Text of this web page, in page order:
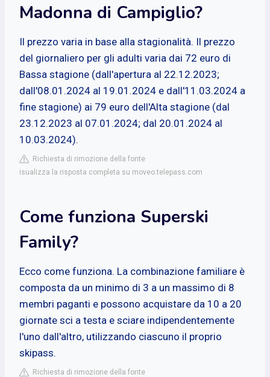
Madonna di Campiglio?
Il prezzo varia in base alla stagionalità. Il prezzo
del giornaliero per gli adulti varia dai 72 euro di
Bassa stagione (dall'apertura al 22.12.2023;
dall'08.01.2024 al 19.01.2024 e dall'11.03.2024 a
fine stagione) ai 79 euro dell'Alta stagione (dal
23.12.2023 al 07.01.2024; dal 20.01.2024 al
10.03.2024).
Richiesta di rimozione della fonte
isualizza la risposta completa su moveo.telepass.com
Come funziona Superski
Family?
Ecco come funziona. La combinazione familiare è
composta da un minimo di 3 a un massimo di 8
membri paganti e possono acquistare da 10 a 20
giornate sci a testa e sciare indipendentemente
l'uno dall'altro, utilizzando ciascuno il proprio
skipass.
Richiesta di rimozione della fonte